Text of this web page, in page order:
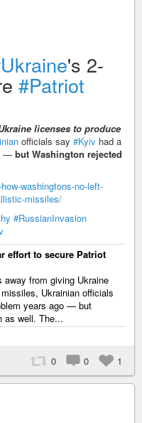
's 2-
#Patriot
licenses to produce
officials say #Kyiv had a
— but Washington rejected
washingtons-no-left-
missiles/
#RussianInvasion
effort to secure Patriot
from giving Ukraine
Ukrainian officials
years ago — but
as well. The...
0 0 1